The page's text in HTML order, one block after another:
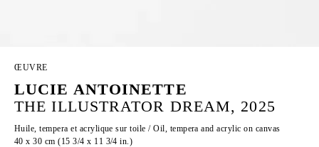
ŒUVRE
LUCIE ANTOINETTE
THE ILLUSTRATOR DREAM, 2025
Huile, tempera et acrylique sur toile / Oil, tempera and acrylic on canvas
40 x 30 cm (15 3/4 x 11 3/4 in.)